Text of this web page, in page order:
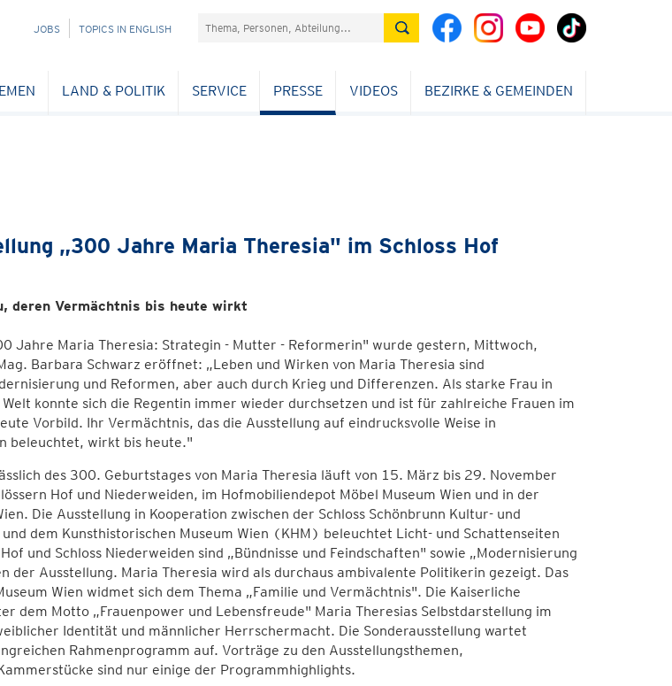
NAVIGATION
JOBS TOPICS IN ENGLISH Suchefeld
LAND & POLITIK SERVICE PRESSE VIDEOS BEZIRKE & GEMEINDEN
„300 Jahre Maria Theresia" im Schloss Hof
deren Vermächtnis bis heute wirkt
Jahre Maria Theresia: Strategin - Mutter - Reformerin" wurde gestern, Mittwoch,
Barbara Schwarz eröffnet: „Leben und Wirken von Maria Theresia sind
und Reformen, aber auch durch Krieg und Differenzen. Als starke Frau in
konnte sich die Regentin immer wieder durchsetzen und ist für zahlreiche Frauen im
Vorbild. Ihr Vermächtnis, das die Ausstellung auf eindrucksvolle Weise in
beleuchtet, wirkt bis heute."
des 300. Geburtstages von Maria Theresia läuft von 15. März bis 29. November
Hof und Niederweiden, im Hofmobiliendepot Möbel Museum Wien und in der
Die Ausstellung in Kooperation zwischen der Schloss Schönbrunn Kultur- und
dem Kunsthistorischen Museum Wien (KHM) beleuchtet Licht- und Schattenseiten
und Schloss Niederweiden sind „Bündnisse und Feindschaften" sowie „Modernisierung
der Ausstellung. Maria Theresia wird als durchaus ambivalente Politikerin gezeigt. Das
Wien widmet sich dem Thema „Familie und Vermächtnis". Die Kaiserliche
dem Motto „Frauenpower und Lebensfreude" Maria Theresias Selbstdarstellung im
Identität und männlicher Herrschermacht. Die Sonderausstellung wartet
Rahmenprogramm auf. Vorträge zu den Ausstellungsthemen,
sind nur einige der Programmhighlights.